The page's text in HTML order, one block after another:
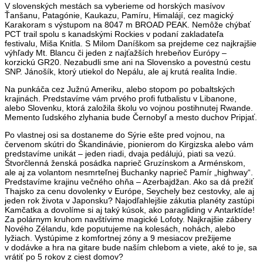
V slovenských mestách sa vyberieme od horských masívov
Ťanšanu, Patagónie, Kaukazu, Pamíru, Himalájí, cez magický
Karakoram s výstupom na 8047 m BROAD PEAK. Nemôže chýbať
PCT trail spolu s kanadskými Rockies v podaní zakladateľa
festivalu, Miša Knitla. S Milom Daníškom sa prejdeme cez najkrajšie
výhľady Mt. Blancu či jeden z najťažších hrebeňov Európy –
korzickú GR20. Nezabudli sme ani na Slovensko a povestnú cestu
SNP. Jánošík, ktorý utiekol do Nepálu, ale aj krutá realita Indie.
Na punkáča cez Južnú Ameriku, alebo stopom po pobaltských
krajinách. Predstavíme vám prvého profi futbalistu v Libanone,
alebo Slovenku, ktorá založila školu vo vojnou postihnutej Rwande.
Memento ľudského zlyhania bude Černobyľ a mesto duchov Pripjať.
Po vlastnej osi sa dostaneme do Sýrie ešte pred vojnou, na
červenom skútri do Škandinávie, pionierom do Kirgizska alebo vám
predstavíme unikát – jeden riadi, dvaja pedálujú, piati sa vezú.
Štvorčlenná ženská posádka naprieč Gruzínskom a Arménskom,
ale aj za volantom nesmrteľnej Buchanky naprieč Pamír „highway“.
Predstavíme krajinu večného ohňa – Azerbajdžan. Ako sa dá prežiť
Thajsko za cenu dovolenky v Európe, Seychely bez cestovky, ale aj
jeden rok života v Japonsku? Najodľahlejšie zákutia planéty zastúpi
Kamčatka a dovolíme si aj taký kúsok, ako paragliding v Antarktíde!
Za polárnym kruhom navštívime magické Lofoty. Najkrajšie zábery
Nového Zélandu, kde poputujeme na kolesách, nohách, alebo
lyžiach. Vystúpime z komfortnej zóny a 9 mesiacov prežijeme
v dodávke a hra na gitare bude naším chlebom a viete, aké to je, sa
vrátiť po 5 rokov z ciest domov?